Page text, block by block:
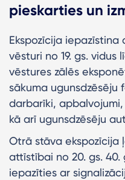
pieskarties un
Ekspozīcija iepazīstina
vēsturi no 19. gs. vidus
vēstures zālēs
sākuma ugunsdzēsēju
darbarīki, apbalvojumi,
kā arī ugunsdzēsēju
Otrā stāva ekspozīcija
attīstībai no 20. gs.
iepazīties ar